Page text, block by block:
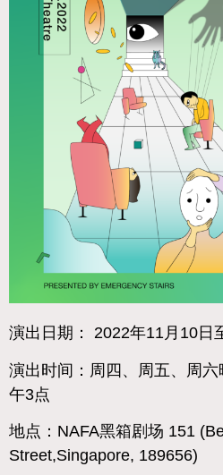
演出日期： 2022年11月10日
演出时间：周四、周五、周
午3点
地点：NAFA黑箱剧场 151
Street,Singapore, 189656)